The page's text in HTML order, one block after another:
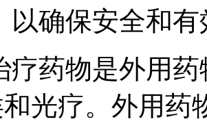
以确保安全和有
疗药物是外用
光疗。外用药